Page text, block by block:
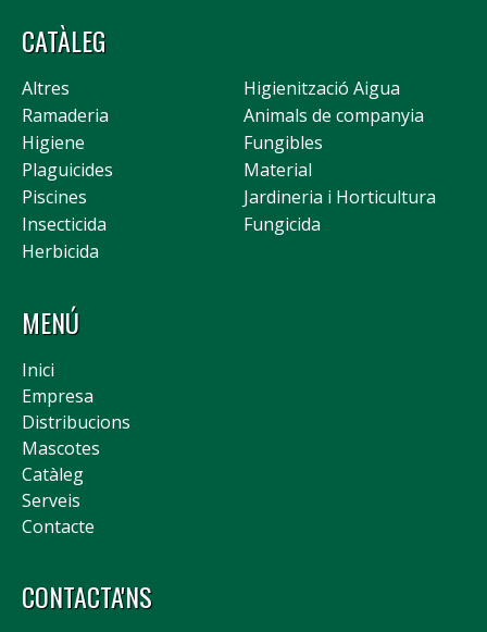
CATÀLEG
Altres
Higienització Aigua
Ramaderia
Animals de companyia
Higiene
Fungibles
Plaguicides
Material
Piscines
Jardineria i Horticultura
Insecticida
Fungicida
Herbicida
MENÚ
Inici
Empresa
Distribucions
Mascotes
Catàleg
Serveis
Contacte
CONTACTA'NS